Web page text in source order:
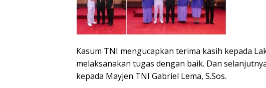
Kasum TNI mengucapkan terima kasih kepada
melaksanakan tugas dengan baik. Dan
kepada Mayjen TNI Gabriel Lema, S.Sos.